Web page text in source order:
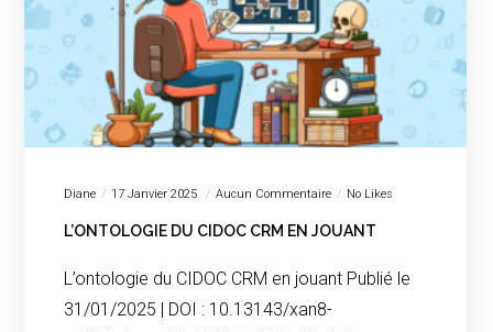
Diane 17 Janvier 2025 Aucun Commentaire No Likes
L’ONTOLOGIE DU CIDOC CRM EN JOUANT
L’ontologie du CIDOC CRM en jouant Publié le
31/01/2025 | DOI : 10.13143/xan8-